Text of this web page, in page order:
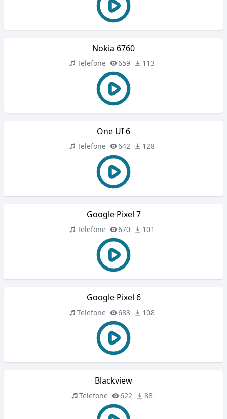
Nokia 6760
Telefone 659 113
One UI 6
Telefone 642 128
Google Pixel 7
Telefone 670 101
Google Pixel 6
Telefone 683 108
Blackview
Telefone 622 88